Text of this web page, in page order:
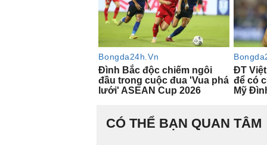
CÓ THỂ BẠN QUAN TÂM